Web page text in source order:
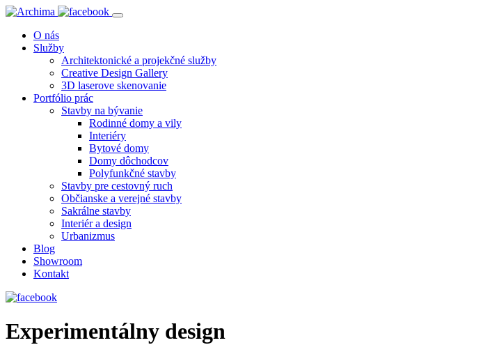
O nás
Služby
Architektonické a projekčné služby
Creative Design Gallery
3D laserove skenovanie
Portfólio prác
Stavby na bývanie
Rodinné domy a vily
Interiéry
Bytové domy
Domy dôchodcov
Polyfunkčné stavby
Stavby pre cestovný ruch
Občianske a verejné stavby
Sakrálne stavby
Interiér a design
Urbanizmus
Blog
Showroom
Kontakt
Experimentálny design